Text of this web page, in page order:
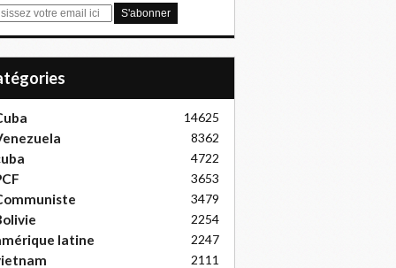
14625
8362
4722
3653
3479
2254
latine 2247
2111